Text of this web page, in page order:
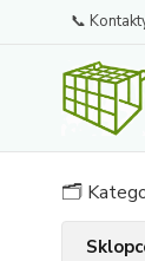
📞
🗂️